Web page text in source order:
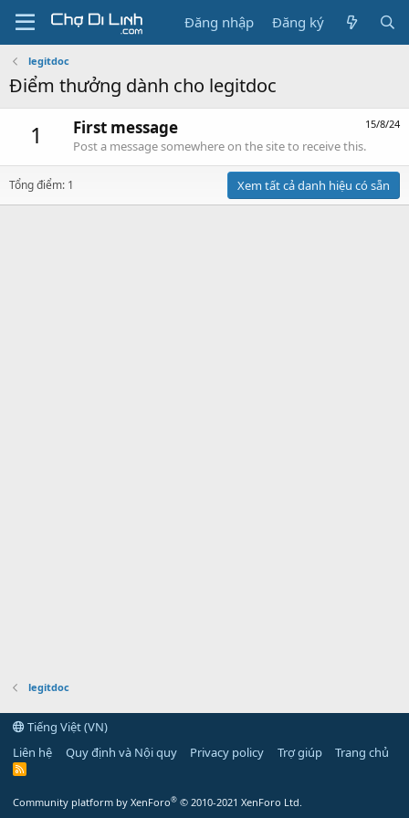
Đăng nhập Đăng ký
legitdoc
Điểm thưởng dành cho legitdoc
1 15/8/24
First message
Post a message somewhere on the site to receive this.
Tổng điểm: 1 Xem tất cả danh hiệu có sẵn
legitdoc
Tiếng Việt (VN)
Liên hệ
Quy định và Nội quy Privacy policy Trợ giúp Trang chủ
R
Community platform by XenForo® © 2010-2021 XenForo Ltd.